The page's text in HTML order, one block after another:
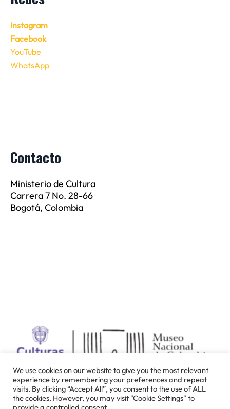
Instagram
Facebook
YouTube
WhatsApp
Contacto
Ministerio de Cultura
Carrera 7 No. 28-66
Bogotá, Colombia
We use cookies on our website to give you the most relevant
experience by remembering your preferences and repeat
visits. By clicking “Accept All”, you consent to the use of ALL
the cookies. However, you may visit "Cookie Settings" to